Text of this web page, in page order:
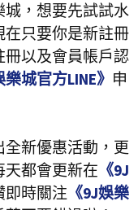
，想要先試試水
只要你是新註冊
冊以及會員帳戶認
樂城官方LINE》 申
新優惠活動，更
都會更新在 《9J
即時關注 《9J娛樂